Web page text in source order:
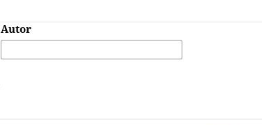
Autor